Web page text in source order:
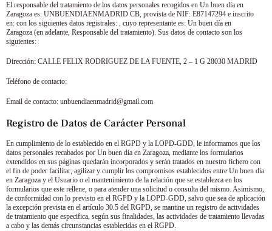
El responsable del tratamiento de los datos personales recogidos en Un buen día en
Zaragoza es: UNBUENDIAENMADRID CB, provista de NIF: E87147294 e inscrito
en: con los siguientes datos registrales: , cuyo representante es: Un buen día en
Zaragoza (en adelante, Responsable del tratamiento). Sus datos de contacto son los
siguientes:
Dirección: CALLE FELIX RODRIGUEZ DE LA FUENTE, 2 – 1 G 28030 MADRID
Teléfono de contacto:
Email de contacto: unbuendiaenmadrid@gmail.com
Registro de Datos de Carácter Personal
En cumplimiento de lo establecido en el RGPD y la LOPD-GDD, le informamos que los
datos personales recabados por Un buen día en Zaragoza, mediante los formularios
extendidos en sus páginas quedarán incorporados y serán tratados en nuestro fichero con
el fin de poder facilitar, agilizar y cumplir los compromisos establecidos entre Un buen día
en Zaragoza y el Usuario o el mantenimiento de la relación que se establezca en los
formularios que este rellene, o para atender una solicitud o consulta del mismo. Asimismo,
de conformidad con lo previsto en el RGPD y la LOPD-GDD, salvo que sea de aplicación
la excepción prevista en el artículo 30.5 del RGPD, se mantine un registro de actividades
de tratamiento que especifica, según sus finalidades, las actividades de tratamiento llevadas
a cabo y las demás circunstancias establecidas en el RGPD.